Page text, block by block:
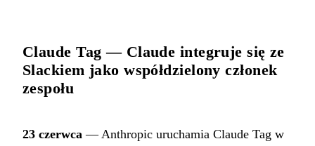
Claude Tag — Claude integruje się ze
Slackiem jako współdzielony członek
zespołu
23 czerwca — Anthropic uruchamia Claude Tag w